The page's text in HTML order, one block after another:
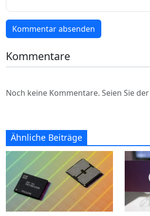
Kommentar absenden
Kommentare
Noch keine Kommentare. Seien Sie
Ähnliche Beiträge